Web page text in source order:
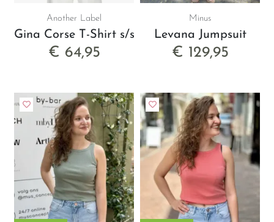
Another Label
Gina Corse T-Shirt s/s
€ 64,95
Minus
Levana Jumpsuit
€ 129,95